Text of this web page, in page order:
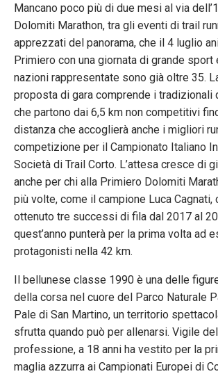
Mancano poco più di due mesi al via
Dolomiti Marathon, tra gli eventi di trail
apprezzati del panorama, che il 4 luglio
Primiero con una giornata di grande
nazioni rappresentate sono già oltre 35.
proposta di gara comprende i tradizionali
che partono dai 6,5 km non competitivi
distanza che accoglierà anche i migliori
competizione per il Campionato Italiano
Società di Trail Corto. L’attesa cresce di
anche per chi alla Primiero Dolomiti
più volte, come il campione Luca Cagnati,
ottenuto tre successi di fila dal 2017 al
quest’anno punterà per la prima volta ad
protagonisti nella 42 km.
Il bellunese classe 1990 è una delle
della corsa nel cuore del Parco Naturale
Pale di San Martino, un territorio
sfrutta quando può per allenarsi. Vigile
professione, a 18 anni ha vestito per la
maglia azzurra ai Campionati Europei di